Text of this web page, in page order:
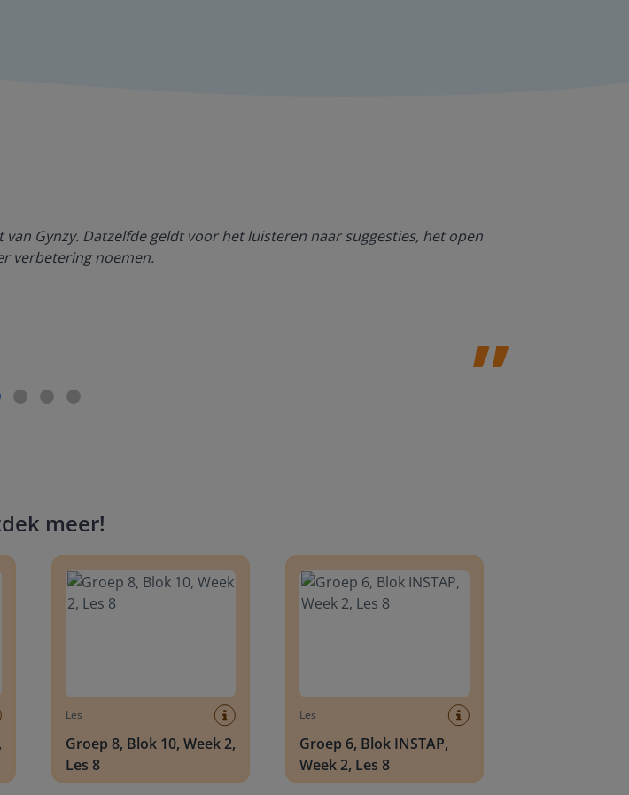
Gynzy. Datzelfde geldt voor het luisteren naar suggesties, het open
verbetering noemen.
meer!
Les
Groep 8, Blok 10, Week 2,
Les 8
Les
Groep 6, Blok INSTAP,
Week 2, Les 8